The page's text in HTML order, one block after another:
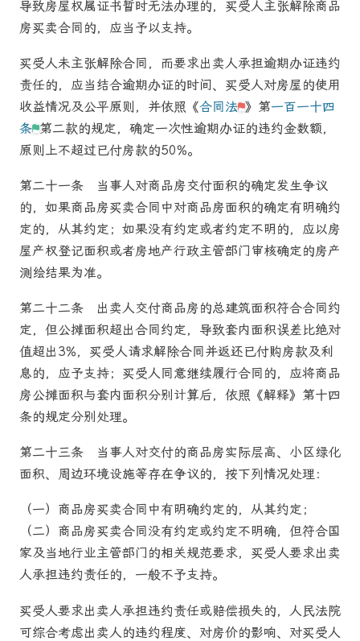
导致房屋权属证书暂时无法办理的，买受人主张解除商品
房买卖合同的，应当予以支持。
买受人未主张解除合同，而要求出卖人承担逾期办证违约
责任的，应当结合逾期办证的时间、买受人对房屋的使用
收益情况及公平原则，并依照《合同法 》第一百一十四
条 第二款的规定，确定一次性逾期办证的违约金数额，
原则上不超过已付房款的50%。
第二十一条 当事人对商品房交付面积的确定发生争议
的，如果商品房买卖合同中对商品房面积的确定有明确约
定的，从其约定；如果没有约定或者约定不明的，应以房
屋产权登记面积或者房地产行政主管部门审核确定的房产
测绘结果为准。
第二十二条 出卖人交付商品房的总建筑面积符合合同约
定，但公摊面积超出合同约定，导致套内面积误差比绝对
值超出3%，买受人请求解除合同并返还已付购房款及利
息的，应予支持；买受人同意继续履行合同的，应将商品
房公摊面积与套内面积分别计算后，依照《解释》第十四
条的规定分别处理。
第二十三条 当事人对交付的商品房实际层高、小区绿化
面积、周边环境设施等存在争议的，按下列情况处理：
（一） 商品房买卖合同中有明确约定的，从其约定；
（二） 商品房买卖合同没有约定或约定不明确，但符合国
家及当地行业主管部门的相关规范要求，买受人要求出卖
人承担违约责任的，一般不予支持。
买受人要求出卖人承担违约责任或赔偿损失的，人民法院
可综合考虑出卖人的违约程度、对房价的影响、对买受人